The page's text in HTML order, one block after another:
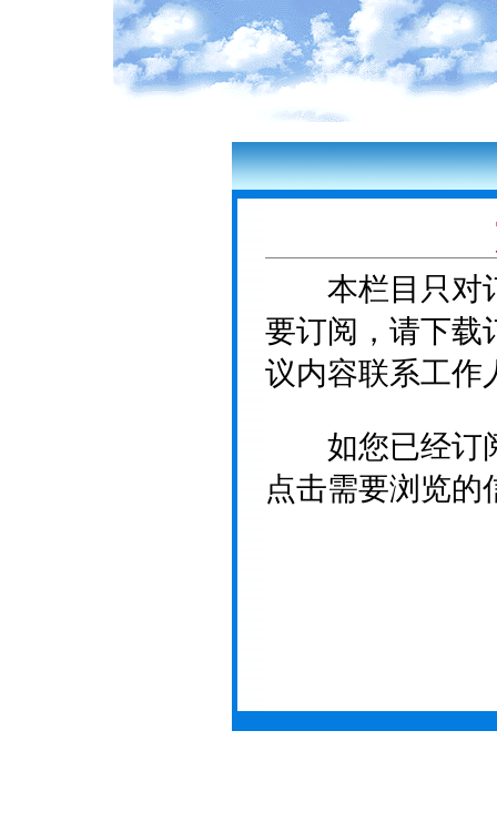
本栏目只对
要订阅，请下载
议内容联系工作
如您已经订
点击需要浏览的